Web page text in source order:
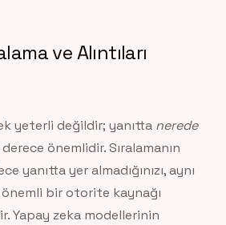
ve Alıntıları
yeterli değildir; yanıtta nerede
önemlidir. Sıralamanın
yanıtta yer almadığınızı, aynı
önemli bir otorite kaynağı
Yapay zeka modellerinin